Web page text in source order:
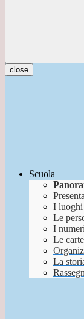
close
Scuola
I luoghi
Le
I
Le
La